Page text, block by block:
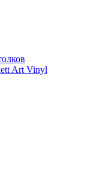
Art Vinyl